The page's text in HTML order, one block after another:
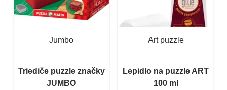
Jumbo
Triediče puzzle značky
JUMBO
Art puzzle
Lepidlo na puzzle ART
100 ml